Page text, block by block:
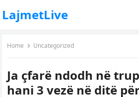
LajmetLive
Home Uncategorized
Ja çfarë ndodh në
hani 3 vezë në ditë